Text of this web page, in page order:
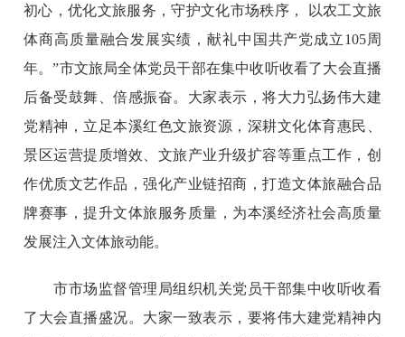
初心，优化文旅服务，守护文化市场秩序， 以农工文旅
体商高质量融合发展实绩，献礼中国共产党成立105周
年。”市文旅局全体党员干部在集中收听收看了大会直播
后备受鼓舞、倍感振奋。大家表示，将大力弘扬伟大建
党精神，立足本溪红色文旅资源，深耕文化体育惠民、
景区运营提质增效、文旅产业升级扩容等重点工作，创
作优质文艺作品，强化产业链招商，打造文体旅融合品
牌赛事，提升文体旅服务质量，为本溪经济社会高质量
发展注入文体旅动能。
市市场监督管理局组织机关党员干部集中收听收看
了大会直播盛况。大家一致表示，要将伟大建党精神内